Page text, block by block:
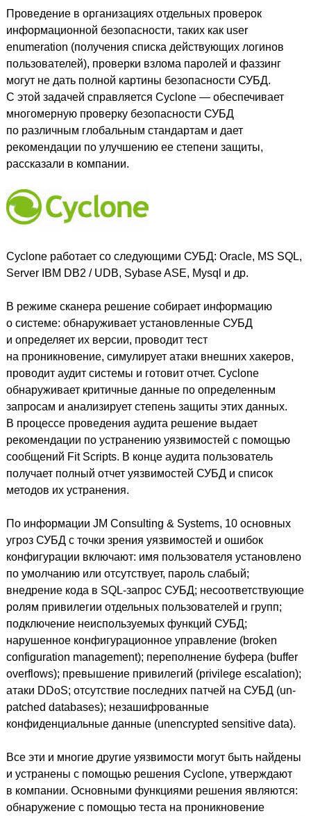
Проведение в организациях отдельных проверок
информационной безопасности, таких как user
enumeration (получения списка действующих логинов
пользователей), проверки взлома паролей и фаззинг
могут не дать полной картины безопасности СУБД.
С этой задачей справляется Cyclone — обеспечивает
многомерную проверку безопасности СУБД
по различным глобальным стандартам и дает
рекомендации по улучшению ее степени защиты,
рассказали в компании.
Cyclone работает со следующими СУБД: Oracle, MS SQL,
Server IBM DB2 / UDB, Sybase ASE, Mysql и др.
В режиме сканера решение собирает информацию
о системе: обнаруживает установленные СУБД
и определяет их версии, проводит тест
на проникновение, симулирует атаки внешних хакеров,
проводит аудит системы и готовит отчет. Cyclone
обнаруживает критичные данные по определенным
запросам и анализирует степень защиты этих данных.
В процессе проведения аудита решение выдает
рекомендации по устранению уязвимостей с помощью
сообщений Fit Scripts. В конце аудита пользователь
получает полный отчет уязвимостей СУБД и список
методов их устранения.
По информации JM Consulting & Systems, 10 основных
угроз СУБД с точки зрения уязвимостей и ошибок
конфигурации включают: имя пользователя установлено
по умолчанию или отсутствует, пароль слабый;
внедрение кода в SQL-запрос СУБД; несоответствующие
ролям привилегии отдельных пользователей и групп;
подключение неиспользуемых функций СУБД;
нарушенное конфигурационное управление (broken
configuration management); переполнение буфера (buffer
overflows); превышение привилегий (privilege escalation);
атаки DDoS; отсутствие последних патчей на СУБД (un-
patched databases); незашифрованные
конфиденциальные данные (unencrypted sensitive data).
Все эти и многие другие уязвимости могут быть найдены
и устранены с помощью решения Cyclone, утверждают
в компании. Основными функциями решения являются:
обнаружение с помощью теста на проникновение